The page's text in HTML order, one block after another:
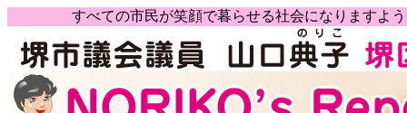
すべての市民が笑顔で暮らせる社会になります